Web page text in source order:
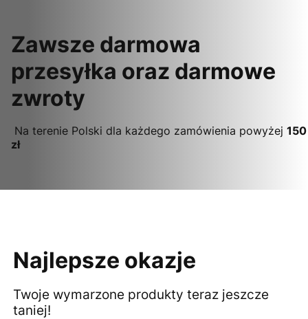
Zawsze darmowa
przesyłka oraz darmowe
zwroty
Na terenie Polski dla każdego zamówienia powyżej 150
zł
Najlepsze okazje
Twoje wymarzone produkty teraz jeszcze
taniej!